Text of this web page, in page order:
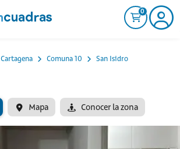
0
Cartagena Comuna 10
San Isidro
Mapa Conocer la zona